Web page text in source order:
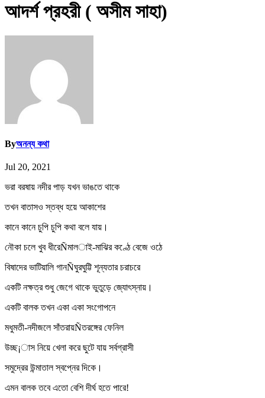
আদর্শ প্রহরী ( অসীম সাহা)
Byঅনন্য কথা
Jul 20, 2021
ভরা বরষায় নদীর পাড় যখন ভাঙতে থাকে
তখন বাতাসও স্তব্ধ হয়ে আকাশের
কানে কানে চুপি চুপি কথা বলে যায়।
নৌকা চলে খুব ধীরেÑমাল­াই-মাঝির কণ্ঠে বেজে ওঠে
বিষাদের ভাটিয়ালি গানÑঘুরঘুট্টি শূন্যতার চরাচরে
একটি নক্ষত্র শুধু জেগে থাকে ভুতুড়ে জ্যোৎস্নায়।
একটি বালক তখন একা একা সংগোপনে
মধুমতী-নদীজলে সাঁতরায়Ñতরঙ্গের ফেনিল
উচ্ছ¡াস নিয়ে খেলা করে ছুটে যায় সর্বগ্রাসী
সমুদ্রের উন্মাতাল স্বপ্নের দিকে।
এমন বালক তবে এতো বেশি দীর্ঘ হতে পারে!